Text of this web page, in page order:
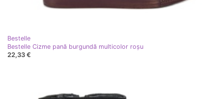
Bestelle
Bestelle Cizme pană burgundă multicolor roşu
22,33 €